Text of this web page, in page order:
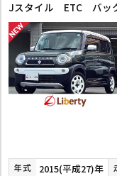
年式 2015(平成27)年